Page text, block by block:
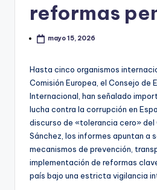
reformas
mayo 15, 2026
Hasta cinco organismos
Comisión Europea, el Consejo de
Internacional, han señalado
lucha contra la corrupción en
discurso de «tolerancia cero» del
Sánchez, los informes apuntan a
mecanismos de prevención,
implementación de reformas
país bajo una estricta vigilancia